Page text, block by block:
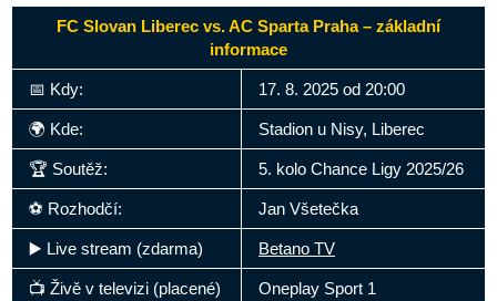
FC Slovan Liberec vs.⁠ AC Sparta Praha – základní
informace
📅 Kdy: 17. 8. 2025 od 20:00
🌍 Kde: Stadion u Nisy, Liberec
🏆 Soutěž: 5. kolo Chance Ligy 2025/26
⚽ Rozhodčí: Jan Všetečka
▶️ Live stream (zdarma) Betano TV
📺 Živě v televizi (placené) Oneplay Sport 1